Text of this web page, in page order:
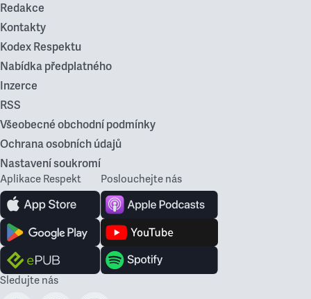
Redakce
Kontakty
Kodex Respektu
Nabídka předplatného
Inzerce
RSS
Všeobecné obchodní podmínky
Ochrana osobních údajů
Nastavení soukromí
Aplikace Respekt Poslouchejte nás
Sledujte nás